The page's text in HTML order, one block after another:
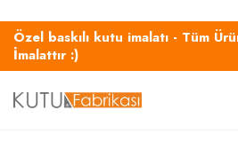
Özel baskılı kutu imalatı - Tüm
İmalattır :)